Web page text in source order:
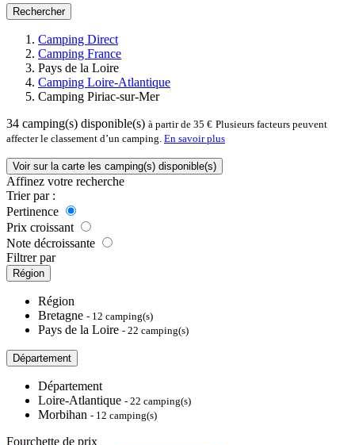
Rechercher
Camping Direct
Camping France
Pays de la Loire
Camping Loire-Atlantique
Camping Piriac-sur-Mer
34 camping(s) disponible(s) à partir de 35 € Plusieurs facteurs peuvent
affecter le classement d’un camping. En savoir plus
Voir sur la carte les camping(s) disponible(s)
Affinez votre recherche
Trier par :
Pertinence
Prix croissant
Note décroissante
Filtrer par
Région
Région
Bretagne - 12 camping(s)
Pays de la Loire - 22 camping(s)
Département
Département
Loire-Atlantique - 22 camping(s)
Morbihan - 12 camping(s)
Fourchette de prix